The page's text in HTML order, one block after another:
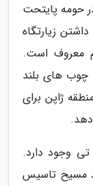
حومه پایتحت
زیارتگاه
معروف است.
چوب های بلند
ژاپن برای
وجود دارد.
پس از میلاد مسیح تاسیس